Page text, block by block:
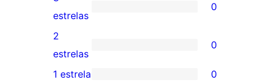
estrela
com
4
estrela
0
avaliação
com
3
estrelas
0
0
avaliação
2
estrelas
0
1 estrela 0